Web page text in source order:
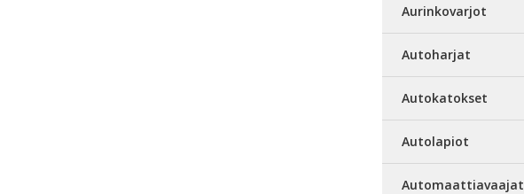
Aurinkovarjot
Autoharjat
Autokatokset
Autolapiot
Automaattiavaajat